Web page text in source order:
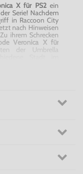
X für PS2ein
Serie! Nachdem
in Raccoon City
nach Hinweisen
ihrem Schrecken
Veronica X für
der Umbrella
der Horror reicht
in
Veronica X für